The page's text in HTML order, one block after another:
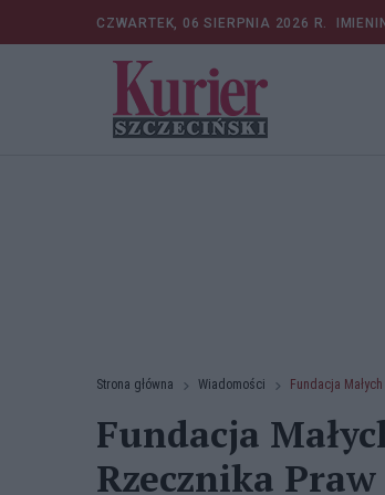
CZWARTEK, 06 SIERPNIA 2026 R.
Strona główna Wiadomości Fundacja
Fundacja
Rzecznika